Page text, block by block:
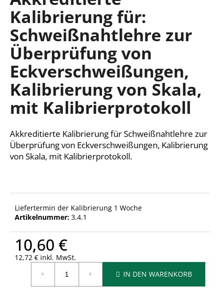
0,0
von
5
Sternen.
Kalibrierung für:
Schweißnahtlehre zur
Überprüfung von
Eckverschweißungen,
Kalibrierung von Skala,
mit Kalibrierprotokoll
Akkreditierte Kalibrierung für Schweißnahtlehre zur
Überprüfung von Eckverschweißungen, Kalibrierung
von Skala, mit Kalibrierprotokoll.
Liefertermin der Kalibrierung 1 Woche
Artikelnummer: 3.4.1
10,60 €
12,72 € inkl. MwSt.
IN DEN WARENKORB
SUCHEN
W
r
e
p
f
e